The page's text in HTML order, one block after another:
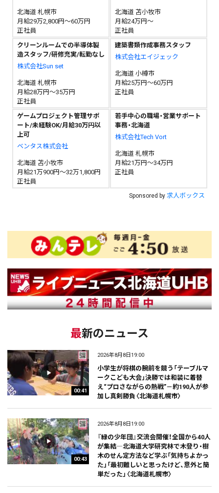
北海道 札幌市
月給29万2,800円～60万円
正社員
北海道 苫小牧市
月給24万円～
正社員
クリーンルームでの半導体製
造スタッフ/研修充実/転勤なし
株式会社Sun set
北海道 札幌市
月給28万円～35万円
正社員
建築書類作成事務スタッフ
株式会社エイジェック
北海道 小樽市
月給25万円～60万円
正社員
ゲームプロジェクト管理サポ
ート/未経験OK/月給30万円以
上可
ベンタス株式会社
北海道 苫小牧市
月給21万900円～32万1,800円
正社員
若手中心の職場・営業サポート
事務・北海道
株式会社Tech Vort
北海道 札幌市
月給21万円～34万円
正社員
Sponsored by 求人ボックス
最新のニュース
00:41
2026年8月8日19:00
小学生が将棋の腕前を競う「テーブルマ
ークこども大会」決勝では和装に着替
え“プロさながらの熱戦”－約190人が参
加し真剣勝負〈北海道札幌市〉
00:43
2026年8月8日19:00
『緑の少年団』交流会開催！全国から40人
が集結―北海道大学研究林で木登り・樹
木のせん定方法など学ぶ「気持ちよかっ
た」「最初難しいと思ったけど、意外と簡
単だった」〈北海道札幌市〉